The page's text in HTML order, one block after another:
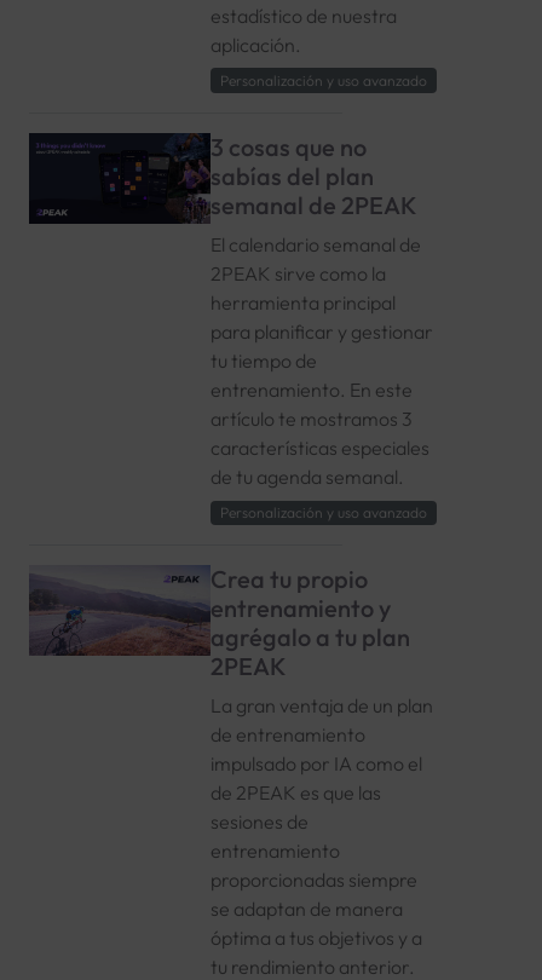
estadístico de nuestra
aplicación.
Personalización y uso avanzado
3 cosas que no
sabías del plan
semanal de 2PEAK
El calendario semanal de
2PEAK sirve como la
herramienta principal
para planificar y gestionar
tu tiempo de
entrenamiento. En este
artículo te mostramos 3
características especiales
de tu agenda semanal.
Personalización y uso avanzado
Crea tu propio
entrenamiento y
agrégalo a tu plan
2PEAK
La gran ventaja de un plan
de entrenamiento
impulsado por IA como el
de 2PEAK es que las
sesiones de
entrenamiento
proporcionadas siempre
se adaptan de manera
óptima a tus objetivos y a
tu rendimiento anterior.